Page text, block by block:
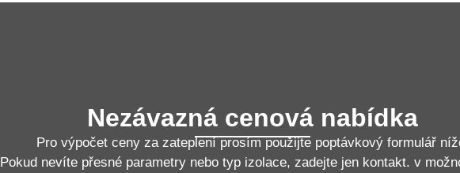
Nezávazná cenová nabídka
Pro výpočet ceny za zateplení prosím použijte poptávkový formulář
Pokud nevíte přesné parametry nebo typ izolace, zadejte jen kontakt. v